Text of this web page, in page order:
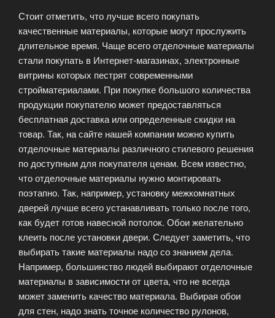
Стоит отметить, что лучше всего покупать
качественные материалы, которые могут прослужить
длительное время. Чаще всего отделочные материалы
стали покупать в Интернет-магазинах, электронные
витрины которых пестрят современными
стройматериалами. При покупке большого количества
продукции покупателю может предоставляться
бесплатная доставка или определенные скидки на
товар. Так, на сайте нашей компании можно купить
отделочные материалы различного стилевого решения
по доступным для покупателя ценам. Всем известно,
что отделочные материалы нужно монтировать
поэтапно. Так, например, установку межкомнатных
дверей лучше всего устанавливать только после того,
как будет готов навесной потолок. Обои желательно
клеить после установки двери. Следует заметить, что
выбирать такие материалы надо со знанием дела.
Например, большинство людей выбирают отделочные
материалы в зависимости от цвета, что не всегда
может заменить качество материала. Выбирая обои
для стен, надо знать точное количество рулонов,